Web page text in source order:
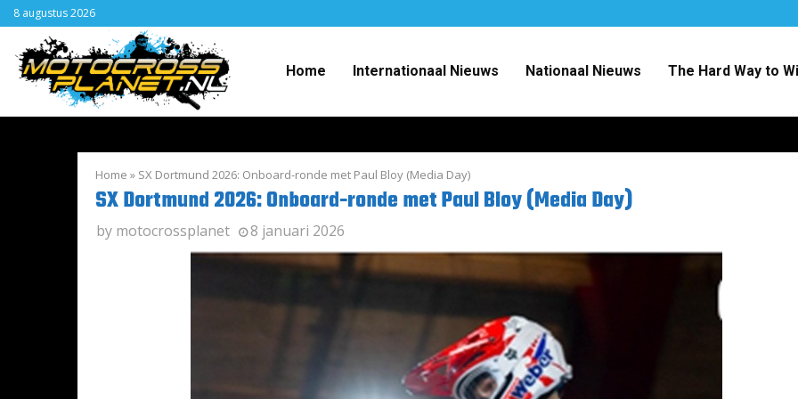
8 augustus 2026
Home Internationaal Nieuws Nationaal Nieuws The Hard Way to
Home » SX Dortmund 2026: Onboard-ronde met Paul Bloy (Media Day)
SX Dortmund 2026: Onboard-ronde met Paul Bloy (Media Day)
by motocrossplanet 8 januari 2026